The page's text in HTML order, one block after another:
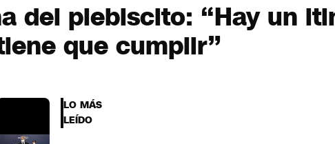
del plebiscito: “Hay un
que cumplir”
LO MÁS
LEÍDO